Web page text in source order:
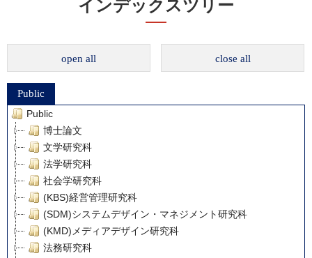
インデックスツリー
open all close all
Public
Public
博士論文
文学研究科
法学研究科
社会学研究科
(KBS)経営管理研究科
(SDM)システムデザイン・マネジメント研究科
(KMD)メディアデザイン研究科
法務研究科